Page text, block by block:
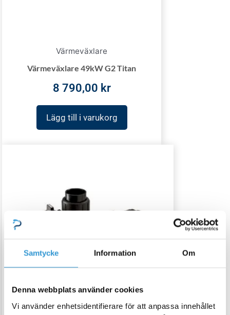
Samtycke Information Om
Denna webbplats använder cookies
Vi använder enhetsidentifierare för att anpassa innehållet
Värmeväxlare
Värmeväxlare 49kW G2 Titan
8 790,00 kr
Lägg till i varukorg
through